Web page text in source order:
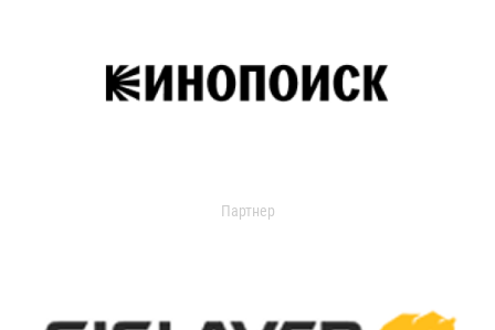
Партнер